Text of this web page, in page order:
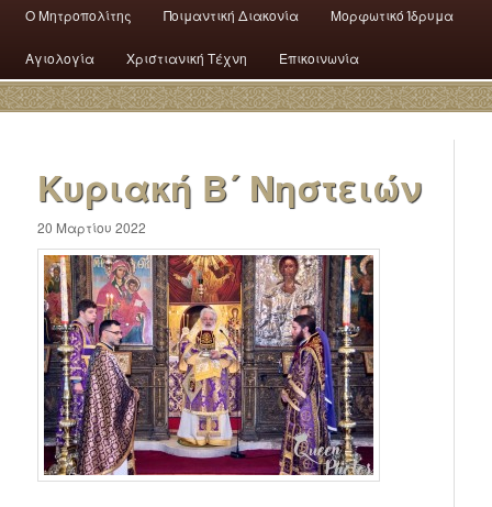
Ο Mητροπολίτης Ποιμαντική Διακονία Μορφωτικό Ίδρυμα
Αγιολογία Χριστιανική Τέχνη Επικοινωνία
Κυριακή Β´ Νηστειών
20 Μαρτίου 2022